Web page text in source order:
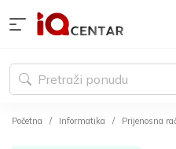
Početna Informatika Prijenosna